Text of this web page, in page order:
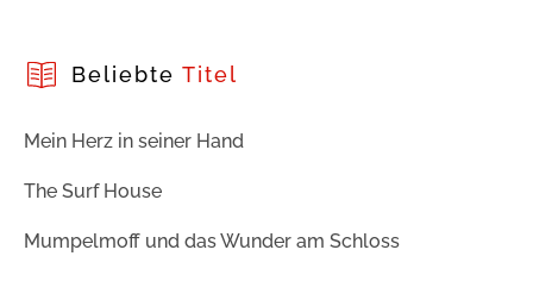
Beliebte Titel
Mein Herz in seiner Hand
The Surf House
Mumpelmoff und das Wunder am Schloss